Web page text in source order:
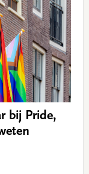
bij Pride,